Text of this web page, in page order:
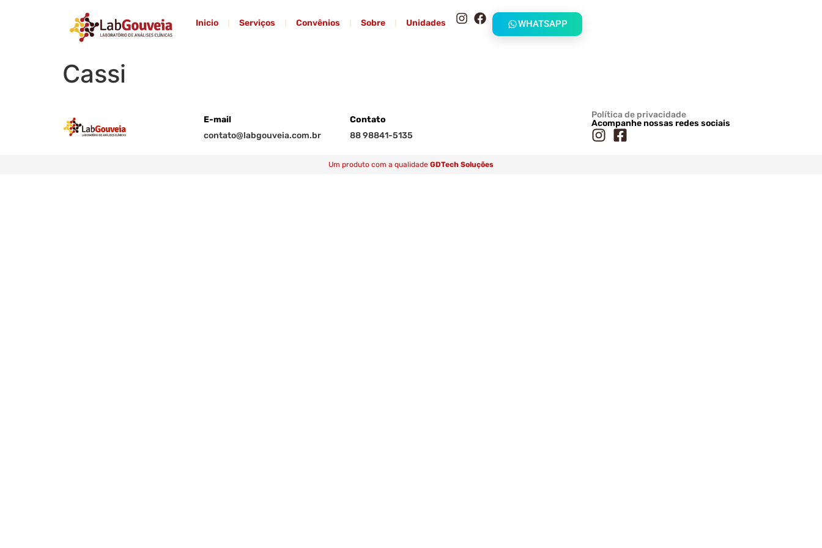
Inicio Serviços Convênios Sobre Unidades WHATSAPP
Cassi
E-mail
contato@labgouveia.com.br
Contato
88 98841-5135
Política de privacidade
Acompanhe nossas redes sociais
Um produto com a qualidade GDTech Soluções